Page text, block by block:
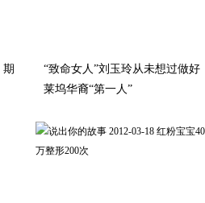
期
“致命女人”刘玉玲从未想过做好
莱坞华裔“第一人”